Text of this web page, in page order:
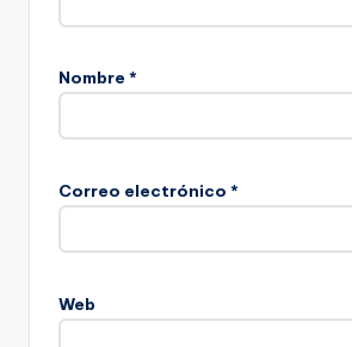
Nombre *
Correo electrónico *
Web